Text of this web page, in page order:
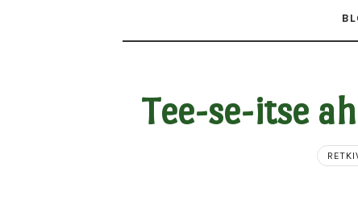
Tee-se-itse